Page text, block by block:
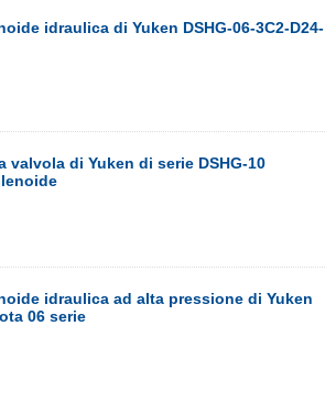
idraulica di Yuken DSHG-06-3C2-D24-
di Yuken di serie DSHG-10
idraulica ad alta pressione di Yuken
06 serie